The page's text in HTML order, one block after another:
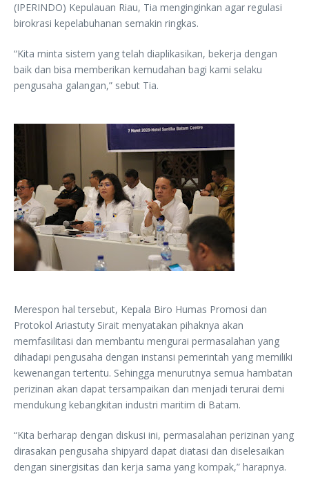
(IPERINDO) Kepulauan Riau, Tia menginginkan agar regulasi
birokrasi kepelabuhanan semakin ringkas.
“Kita minta sistem yang telah diaplikasikan, bekerja dengan
baik dan bisa memberikan kemudahan bagi kami selaku
pengusaha galangan,” sebut Tia.
Merespon hal tersebut, Kepala Biro Humas Promosi dan
Protokol Ariastuty Sirait menyatakan pihaknya akan
memfasilitasi dan membantu mengurai permasalahan yang
dihadapi pengusaha dengan instansi pemerintah yang memiliki
kewenangan tertentu. Sehingga menurutnya semua hambatan
perizinan akan dapat tersampaikan dan menjadi terurai demi
mendukung kebangkitan industri maritim di Batam.
“Kita berharap dengan diskusi ini, permasalahan perizinan yang
dirasakan pengusaha shipyard dapat diatasi dan diselesaikan
dengan sinergisitas dan kerja sama yang kompak,” harapnya.